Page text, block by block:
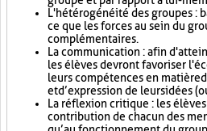
L'hétérogénéité des groupes :
ce que les forces au sein du
complémentaires.
La communication : afin
les élèves devront favoriser
leurs compétences en matière
et d’expression de leurs idées
La réflexion critique : les
contribution de chacun des